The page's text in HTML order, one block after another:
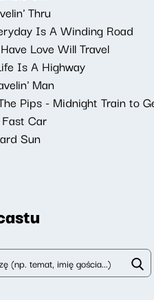
Thru
Is A Winding Road
Love Will Travel
Is A Highway
Man
Pips - Midnight Train to
Car
Sun